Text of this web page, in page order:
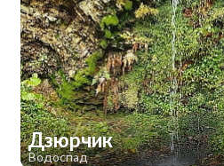
Дзюрчик
Водоспад